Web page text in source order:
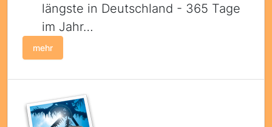
längste in Deutschland - 365 Tage
im Jahr…
mehr